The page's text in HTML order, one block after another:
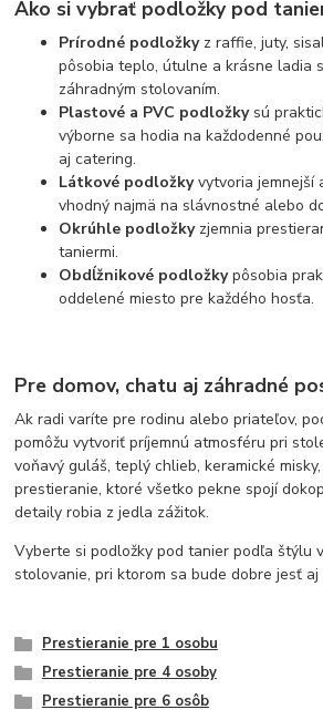
Ako si vybrať podložky pod
Prírodné podložkyz raffie, juty,
pôsobia teplo, útulne a krásne ladia
záhradným stolovaním.
Plastové a PVC podložkysú
výborne sa hodia na každodenné
aj catering.
Látkové podložkyvytvoria jemnejší
vhodný najmä na slávnostné alebo
Okrúhle podložkyzjemnia
taniermi.
Obdĺžnikové podložkypôsobia
oddelené miesto pre každého hosťa.
Pre domov, chatu aj záhradné
Ak radi varíte pre rodinu alebo priateľov,
pomôžu vytvoriť príjemnú atmosféru pri
voňavý guláš, teplý chlieb, keramické
prestieranie, ktoré všetko pekne spojí
detaily robia z jedla zážitok.
Vyberte si podložky pod tanier podľa štýlu
stolovanie, pri ktorom sa bude dobre jesť aj
Prestieranie pre 1 osobu
Prestieranie pre 4 osoby
Prestieranie pre 6 osôb